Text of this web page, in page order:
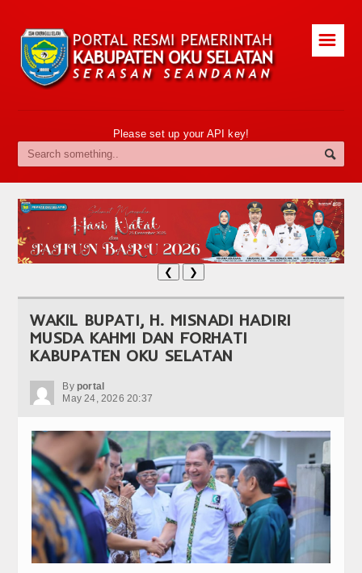
☰
Please set up your API key!
❮ ❯
WAKIL BUPATI, H. MISNADI HADIRI
MUSDA KAHMI DAN FORHATI
KABUPATEN OKU SELATAN
By portal
May 24, 2026 20:37